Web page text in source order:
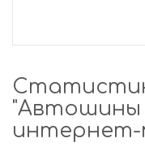
"Автошины
интернет-